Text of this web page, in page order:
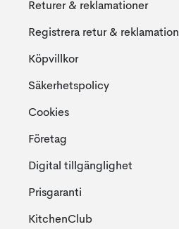
Returer & reklamationer
Registrera retur & reklamation
Köpvillkor
Säkerhetspolicy
Cookies
Företag
Digital tillgänglighet
Prisgaranti
KitchenClub